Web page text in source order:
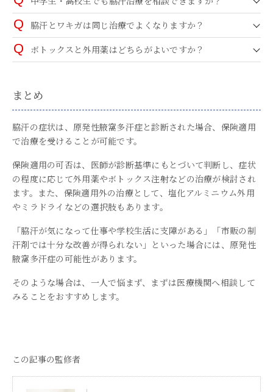
脇汗とワキガは同じ治療でよくなりますか？
ボトックスと外用薬はどちらがよいですか？
まとめ
脇汗の症状は、原発性腋窩多汗症と診断された場合、保険適用
で治療を受けることが可能です。
保険適用の可否は、医師が診断基準にもとづいて判断し、症状
の程度に応じて外用薬やボトックス注射などの治療が検討され
ます。また、保険適用外の治療として、塩化アルミニウム外用
やミラドライなどの選択肢もあります。
「脇汗が気になって仕事や学校生活に支障がある」「市販の制
汗剤では十分な改善が得られない」といった場合には、原発性
腋窩多汗症の可能性があります。
そのような場合は、一人で悩まず、まずは医療機関へ相談して
みることをおすすめします。
この記事の監修者